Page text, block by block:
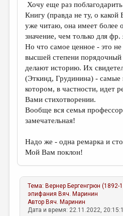
Хочу еще раз
Книгу (правда не ту, о какой
уже читаю, она имеет более
значение, чем только для фр.
Но что самое ценное - это
высшей степени
делают историю. Их
(Эткинд, Грудинина) -
котором, в частности, идет
Вами стихотворении.
Вообще вся семья
замечательная!
Надо же - одна ремарка и
Мой Вам поклон!
Тема: Вернер Бергенгрюн
эпифания Вяч. Маринин
Автор Вяч. Маринин
Дата и время: 22.11.2022,